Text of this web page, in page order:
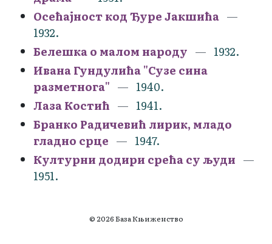
Осећајност код Ђуре Јакшића
1932.
Белешка о малом народу
1932.
Ивана Гундулића "Сузе сина
разметнога"
1940.
Лаза Костић
1941.
Бранко Радичевић лирик, младо
гладно срце
1947.
Културни додири срећа су људи
1951.
© 2026 База Књиженство